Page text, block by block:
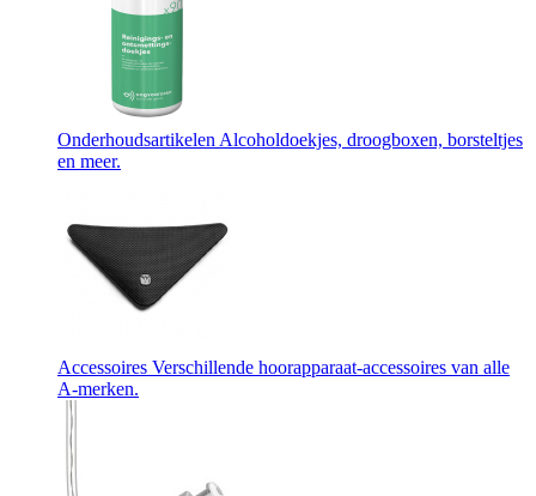
Onderhoudsartikelen Alcoholdoekjes, droogboxen, borsteltjes
en meer.
Accessoires Verschillende hoorapparaat-accessoires van alle
A-merken.